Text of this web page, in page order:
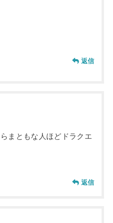
返信
まともな人ほどドラクエ
返信